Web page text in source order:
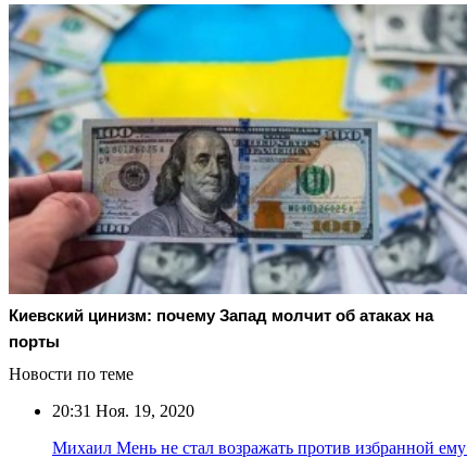
Киевский цинизм: почему Запад молчит об атаках на
порты
Новости по теме
20:31 Ноя. 19, 2020
Михаил Мень не стал возражать против избранной